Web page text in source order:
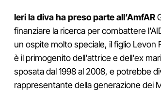
Ieri la diva ha preso parte all’AmfAR
finanziare la ricerca per combattere
un ospite molto speciale, il figlio Levon
è il primogenito dell'attrice e dell'ex
sposata dal 1998 al 2008, e potrebbe
rappresentante della generazione dei